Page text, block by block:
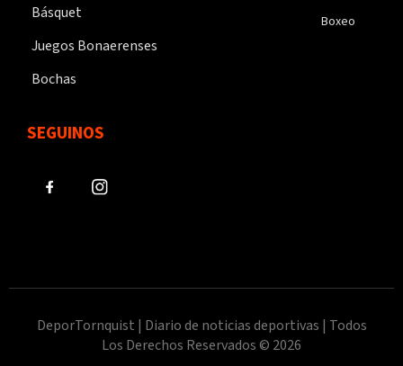
Básquet
Juegos Bonaerenses
Bochas
Boxeo
SEGUINOS
DeporTornquist | Diario de noticias deportivas | Todos
Los Derechos Reservados © 2026